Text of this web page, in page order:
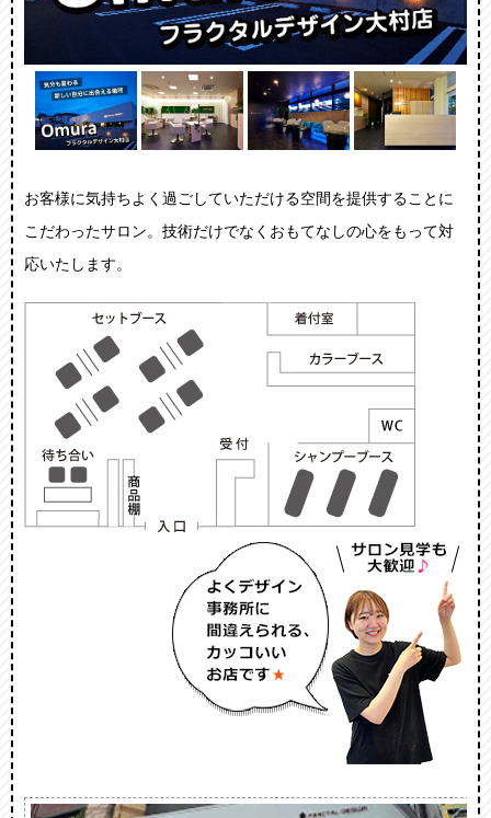
お客様に気持ちよく過ごしていただける空間を提供することに
こだわったサロン。技術だけでなくおもてなしの心をもって対
応いたします。